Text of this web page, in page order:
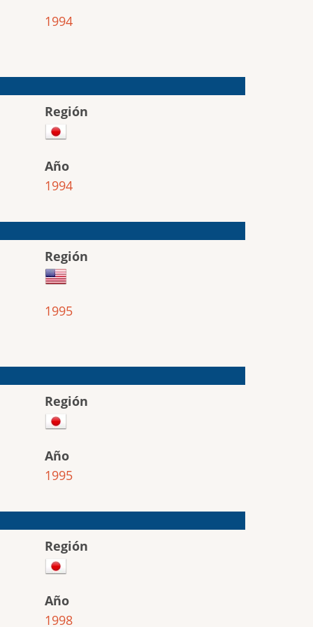
1994
Región
Año
1994
Región
1995
Región
Año
1995
Región
Año
1998